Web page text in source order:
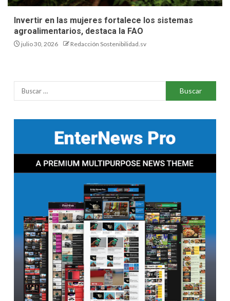
Invertir en las mujeres fortalece los sistemas
agroalimentarios, destaca la FAO
julio 30, 2026 Redacción Sostenibilidad.sv